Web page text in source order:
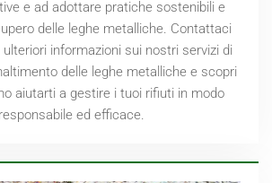
e ad adottare pratiche sostenibili e
delle leghe metalliche. Contattaci
informazioni sui nostri servizi di
delle leghe metalliche e scopri
aiutarti a gestire i tuoi rifiuti in modo
responsabile ed efficace.